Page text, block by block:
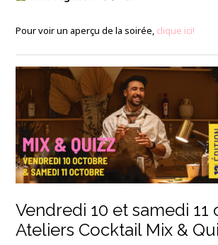
Pour voir un aperçu de la soirée, clique ici!
Vendredi 10 et samedi
Ateliers Cocktail Mix &